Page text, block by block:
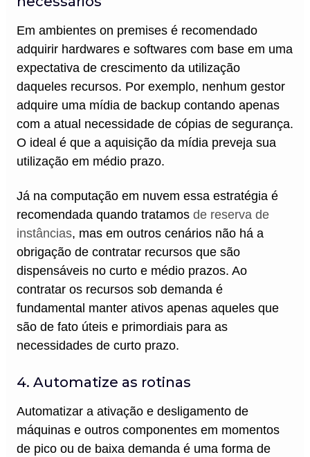
Em ambientes on premises é recomendado
adquirir hardwares e softwares com base em uma
expectativa de crescimento da utilização
daqueles recursos. Por exemplo, nenhum gestor
adquire uma mídia de backup contando apenas
com a atual necessidade de cópias de segurança.
O ideal é que a aquisição da mídia preveja sua
utilização em médio prazo.
Já na computação em nuvem essa estratégia é
recomendada quando tratamos de reserva de
instâncias, mas em outros cenários não há a
obrigação de contratar recursos que são
dispensáveis no curto e médio prazos. Ao
contratar os recursos sob demanda é
fundamental manter ativos apenas aqueles que
são de fato úteis e primordiais para as
necessidades de curto prazo.
4. Automatize as rotinas
Automatizar a ativação e desligamento de
máquinas e outros componentes em momentos
de pico ou de baixa demanda é uma forma de